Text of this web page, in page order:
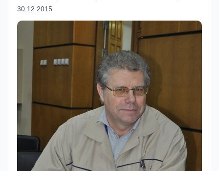
30.12.2015